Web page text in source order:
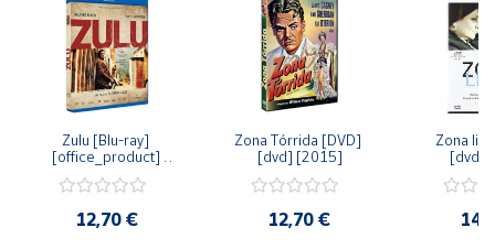
Zulu [Blu-ray]
[office_product]
12,70 €
Zona Tórrida [DVD]
[dvd] [2015]
12,70 €
Zona
[dvd]